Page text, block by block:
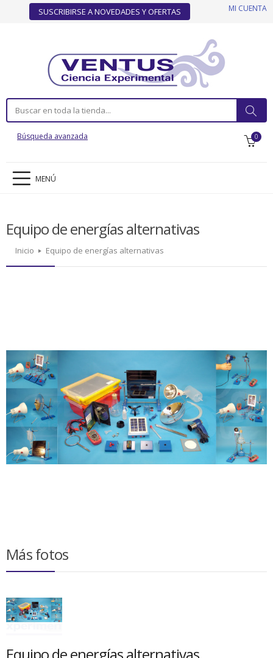
SUSCRIBIRSE A NOVEDADES Y OFERTAS MI CUENTA
Búsqueda avanzada 0
MENÚ
Equipo de energías alternativas
Inicio Equipo de energías alternativas
Más fotos